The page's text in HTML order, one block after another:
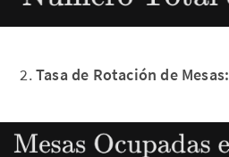
Tasa de Rotación de Mesas: